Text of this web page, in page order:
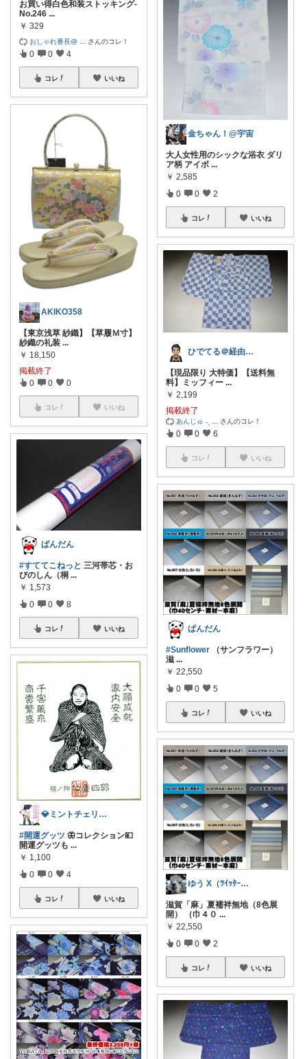
お買い得白色和装ストッキング-
No.246 ...
￥ 329
おしゃれ番長@ さんのコレ！
0 0 4
コレ いいね
AKIKO358
【東京浅草 紗織】【草履Ｍ寸】
紗織の礼装 ...
￥ 18,150
掲載終了
0 0 0
コレ いいね
ぱんだん
#すててこねっと 三河帯芯・お
びのしん（桐 ...
￥ 1,573
0 0 8
コレ いいね
💎ミントチェリ〜🍒
#開運グッツ 🦋コレクション💴
開運グッツも ...
￥ 1,100
0 0 4
コレ いいね
金ちゃん！@宇宙
大人女性用のシックな浴衣 ダリ
ア柄 アイボ ...
￥ 2,585
0 0 2
コレ いいね
ひでてる＠経由購入ありがとうございます♪
【現品限り 大特価】【送料無
料】ミッフィー ...
￥ 2,199
掲載終了
あんじゅ ˗ˏ さんのコレ！
0 0 6
コレ いいね
ぱんだん
#Sunflower （サンフラワー）
滋 ...
￥ 22,550
0 0 5
コレ いいね
ゆう X（ﾂｲｯﾀｰ）@mihaneed
滋賀「麻」夏襦袢無地（8色展
開） （巾４０ ...
￥ 22,550
0 0 2
コレ いいね